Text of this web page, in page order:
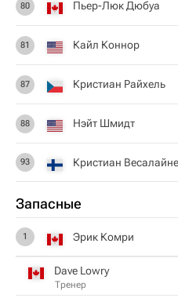
80 Пьер-Люк Дюбуа
81 Кайл Коннор
87 Кристиан Райхель
88 Нэйт Шмидт
93 Кристиан
Запасные
1 Эрик Комри
Dave Lowry
Тренер